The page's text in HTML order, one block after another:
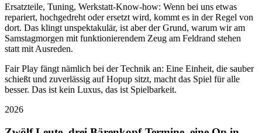
Ersatzteile, Tuning, Werkstatt-Know-how: Wenn bei uns etwas
repariert, hochgedreht oder ersetzt wird, kommt es in der Regel von
dort. Das klingt unspektakulär, ist aber der Grund, warum wir am
Samstagmorgen mit funktionierendem Zeug am Feldrand stehen
statt mit Ausreden.
Fair Play fängt nämlich bei der Technik an: Eine Einheit, die sauber
schießt und zuverlässig auf Hopup sitzt, macht das Spiel für alle
besser. Das ist kein Luxus, das ist Spielbarkeit.
2026